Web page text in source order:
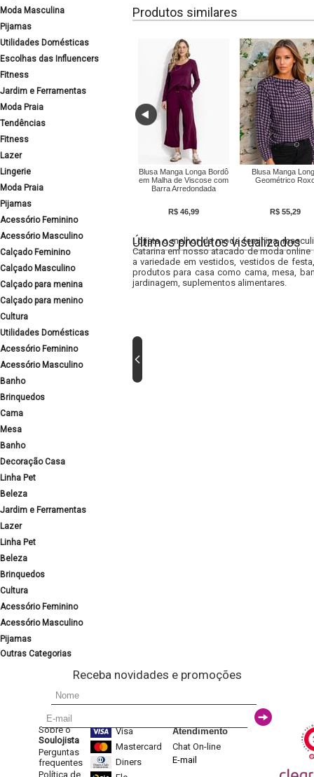
Moda Masculina
Pijamas
Utilidades Domésticas
Escolhas das Influencers
Fitness
Jardim e Ferramentas
Moda Praia
Tendências
Fitness
Lazer
Lingerie
Moda Praia
Pijamas
Acessório Feminino
Acessório Masculino
Calçado Feminino
Calçado Masculino
Calçado para menina
Calçado para menino
Cultura
Utilidades Domésticas
Acessório Feminino
Acessório Masculino
Banho
Brinquedos
Cama
Mesa
Banho
Decoração Casa
Linha Pet
Beleza
Jardim e Ferramentas
Lazer
Linha Pet
Beleza
Brinquedos
Cultura
Acessório Feminino
Acessório Masculino
Pijamas
Outras Categorias
Produtos similares
Blusa Manga Longa Bordô
em Malha de Viscose com
Barra Arredondada
R$ 46,99
Blusa Manga
Geométrico
R$ 55,29
Últimos produtos visualizados
Lojista o melhor da moda feminina,
Catarina em nosso atacado de moda
a variedade em vestidos, vestidos de
produtos para casa como cama, mesa,
jardinagem, suplementos alimentares.
Receba novidades e promoções
Sobre o
Soulojista
Perguntas
frequentes
Política de
Visa
Mastercard
Diners
Atendimento
Chat On-line
E-mail